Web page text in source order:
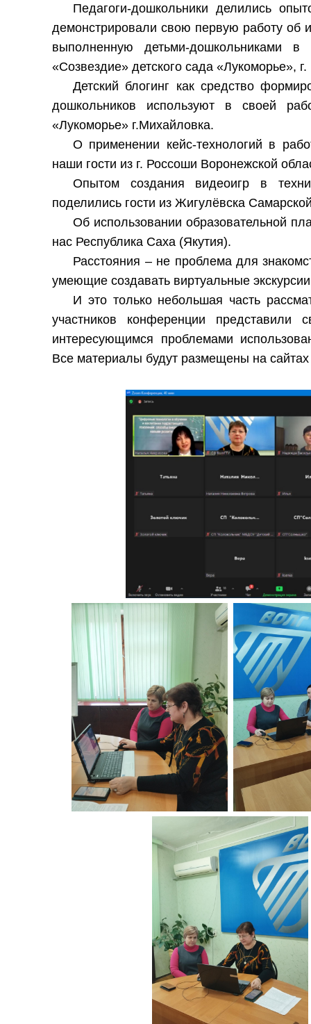
Педагоги-дошкольники делились
демонстрировали свою первую работу об
выполненную детьми-дошкольниками в
«Созвездие» детского сада «Лукоморье»,
Детский блогинг как средство
дошкольников используют в своей
«Лукоморье» г.Михайловка.
О применении кейс-технологий в
наши гости из г. Россоши Воронежской
Опытом создания видеоигр в
поделились гости из Жигулёвска
Об использовании образовательной
нас Республика Саха (Якутия).
Расстояния – не проблема для
умеющие создавать виртуальные
И это только небольшая часть
участников конференции
интересующимся проблемами
Все материалы будут размещены на